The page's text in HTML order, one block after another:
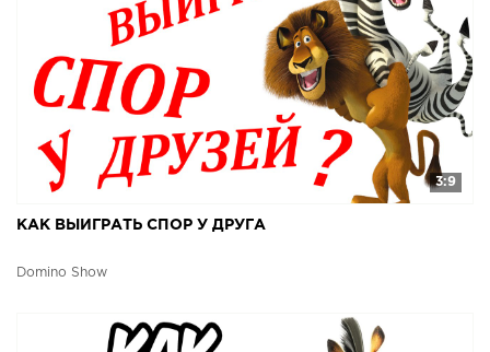
3:9
КАК ВЫИГРАТЬ СПОР У ДРУГА
Domino Show